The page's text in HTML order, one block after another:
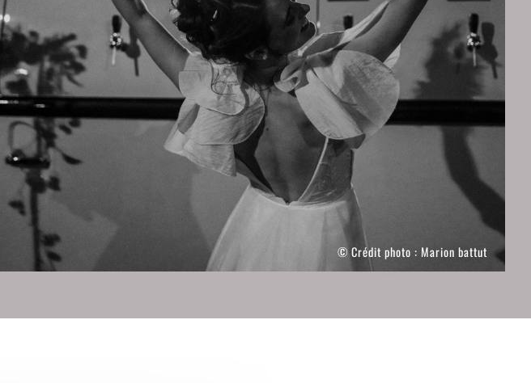
© Crédit photo : Marion battut